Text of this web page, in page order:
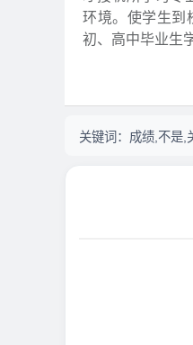
环境。使学生到
初、高中毕业生
关键词： 成绩,不是,